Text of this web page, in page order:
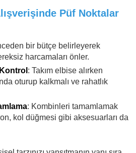
Püf Noktalar
bir bütçe belirleyerek
harcamaları önler.
: Takım elbise alırken
oturup kalkmalı ve rahatlık
: Kombinleri tamamlamak
kol düğmesi gibi aksesuarları da